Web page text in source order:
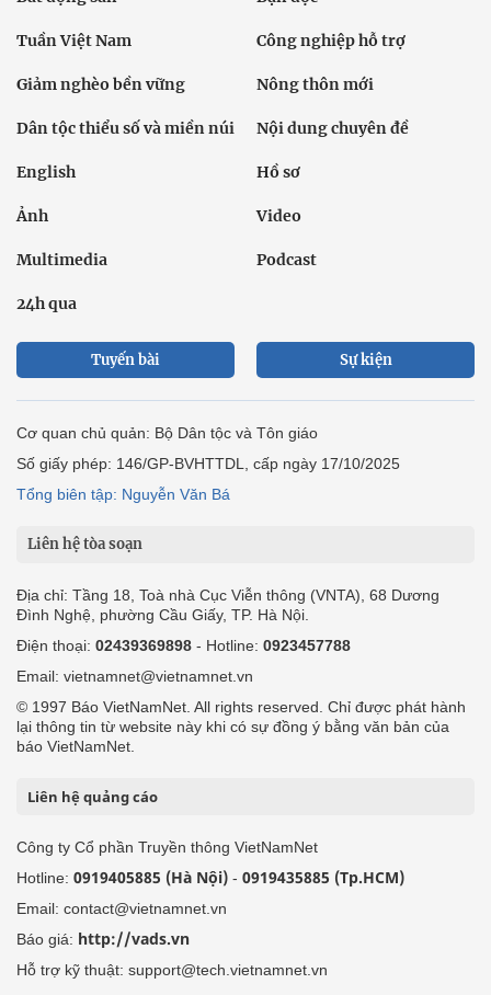
Tuần Việt Nam Công nghiệp hỗ trợ
Giảm nghèo bền vững Nông thôn mới
Dân tộc thiểu số và miền núi Nội dung chuyên đề
English Hồ sơ
Ảnh Video
Multimedia Podcast
24h qua
Tuyến bài Sự kiện
Cơ quan chủ quản: Bộ Dân tộc và Tôn giáo
Số giấy phép: 146/GP-BVHTTDL, cấp ngày 17/10/2025
Tổng biên tập: Nguyễn Văn Bá
Liên hệ tòa soạn
Địa chỉ: Tầng 18, Toà nhà Cục Viễn thông (VNTA), 68 Dương
Đình Nghệ, phường Cầu Giấy, TP. Hà Nội.
Điện thoại: 02439369898 - Hotline: 0923457788
Email: vietnamnet@vietnamnet.vn
© 1997 Báo VietNamNet. All rights reserved. Chỉ được phát hành
lại thông tin từ website này khi có sự đồng ý bằng văn bản của
báo VietNamNet.
Liên hệ quảng cáo
Công ty Cổ phần Truyền thông VietNamNet
Hotline: 0919405885 (Hà Nội) - 0919435885 (Tp.HCM)
Email: contact@vietnamnet.vn
Báo giá: http://vads.vn
Hỗ trợ kỹ thuật: support@tech.vietnamnet.vn